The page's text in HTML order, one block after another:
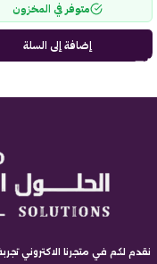
متوفر في المخزون
إضافة إلى السلة
نقدم لكم في متجرنا الاكتروني